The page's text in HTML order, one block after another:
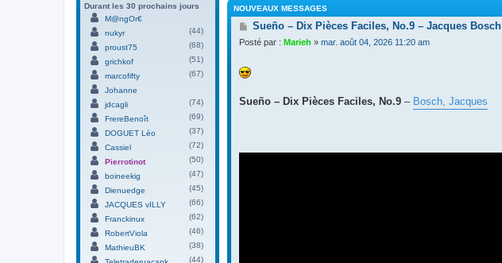
NOUVEAUX MESSAGES
M
s
a
g
Sueño – Dix Pièces Faciles, No.9 – Jacques Bosch
Posté par : Marieh » mar. août 04, 2026 11:20 am
Sueño – Dix Pièces Faciles, No.9 – Bosch, Jacques
Durant les 30 prochains jours
M@ngOr€
nukyr
(44)
proust75
(68)
grichkof
(51)
marcofifty
(67)
Johanne
jdcagli
(74)
FrereBenoît
(69)
DOGUET Léo
(37)
Cassiel
(72)
Pierrotinot
(50)
boineekig
(47)
Dienuedge
(45)
JACQUES vILLY
(66)
Franckinux
(62)
RobertViola
(46)
MathieuBK
(38)
(44)